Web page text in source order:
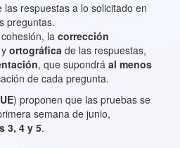
las respuestas a lo solicitado en
preguntas.
la corrección
ortográfica de las respuestas,
, que supondrá al menos
de cada pregunta.
) proponen que las pruebas se
semana de junio,
3, 4 y 5.